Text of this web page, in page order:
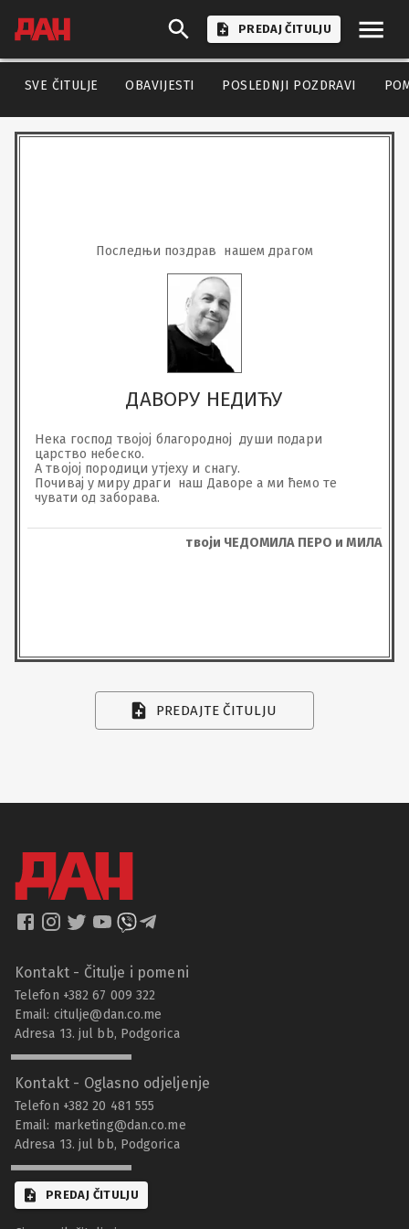
PREDAJ ČITULJU
SVE ČITULJE OBAVIJESTI POSLEDNJI POZDRAVI
Последњи поздрав  нашем драгом
ДАВОРУ НЕДИЋУ
Нека господ твојој благородној  души подари
царство небеско.
А твојој породици утјеху и снагу.
Почивај у миру драги  наш Даворе а ми ћемо те
чувати од заборава.
твоји ЧЕДОМИЛА ПЕРО и МИЛА
PREDAJTE ČITULJU
Kontakt - Čitulje i pomeni
Telefon +382 67 009 322
Email: citulje@dan.co.me
Adresa 13. jul bb, Podgorica
Kontakt - Oglasno odjeljenje
Telefon +382 20 481 555
Email: marketing@dan.co.me
Adresa 13. jul bb, Podgorica
PREDAJ ČITULJU